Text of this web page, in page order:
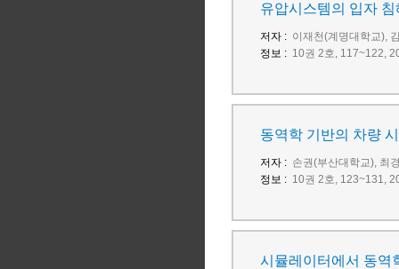
유압시스템의 입자
저자 : 이재천(계명대학교),
정보 : 10권 2호, 117~122,
동역학 기반의 차량
저자 : 손권(부산대학교), 최
정보 : 10권 2호, 123~131,
시뮬레이터에서 동역